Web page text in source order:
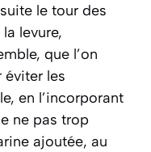
le tour des
levure,
que l’on
les
en l’incorporant
ne pas trop
ajoutée, au